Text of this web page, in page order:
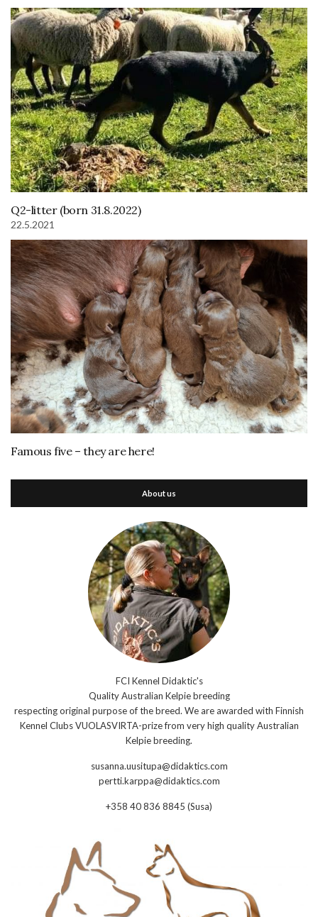
Q2-litter (born 31.8.2022)
22.5.2021
Famous five – they are here!
About us
FCI Kennel Didaktic's
Quality Australian Kelpie breeding
respecting original purpose of the breed. We are awarded with Finnish
Kennel Clubs VUOLASVIRTA-prize from very high quality Australian
Kelpie breeding.
susanna.uusitupa@didaktics.com
pertti.karppa@didaktics.com
+358 40 836 8845 (Susa)